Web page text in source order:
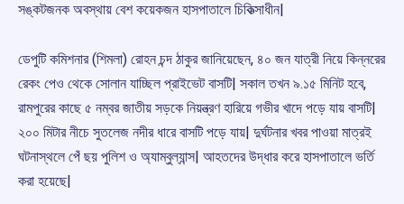
সঙ্কটজনক অবস্থায় বেশ কয়েকজন হাসপাতালে চিকিত্সাধীন|
ডেপুটি কমিশনার (শিমলা) রোহন চন্দ ঠাকুর জানিয়েছেন, ৪০ জন যাত্রী নিয়ে কিন্নরের
রেকং পেও থেকে সোলান যাচ্ছিল প্রাইভেট বাসটি| সকাল তখন ৯.১৫ মিনিট হবে,
রামপুরের কাছে ৫ নম্বর জাতীয় সড়কে নিয়ন্ত্রণ হারিয়ে গভীর খাদে পড়ে যায় বাসটি|
২০০ মিটার নীচে সুতলেজ নদীর ধারে বাসটি পড়ে যায়| দুর্ঘটনার খবর পাওয়া মাত্রই
ঘটনাস্থলে পেঁ ছয় পুলিশ ও অ্যাম্বুল্যান্স| আহতদের উদ্ধার করে হাসপাতালে ভর্তি
করা হয়েছে|